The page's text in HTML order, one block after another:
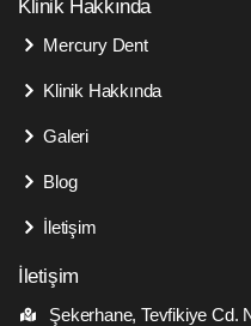
Klinik Hakkında
Mercury Dent
Klinik Hakkında
Galeri
Blog
İletişim
İletişim
Şekerhane, Tevfikiye Cd.